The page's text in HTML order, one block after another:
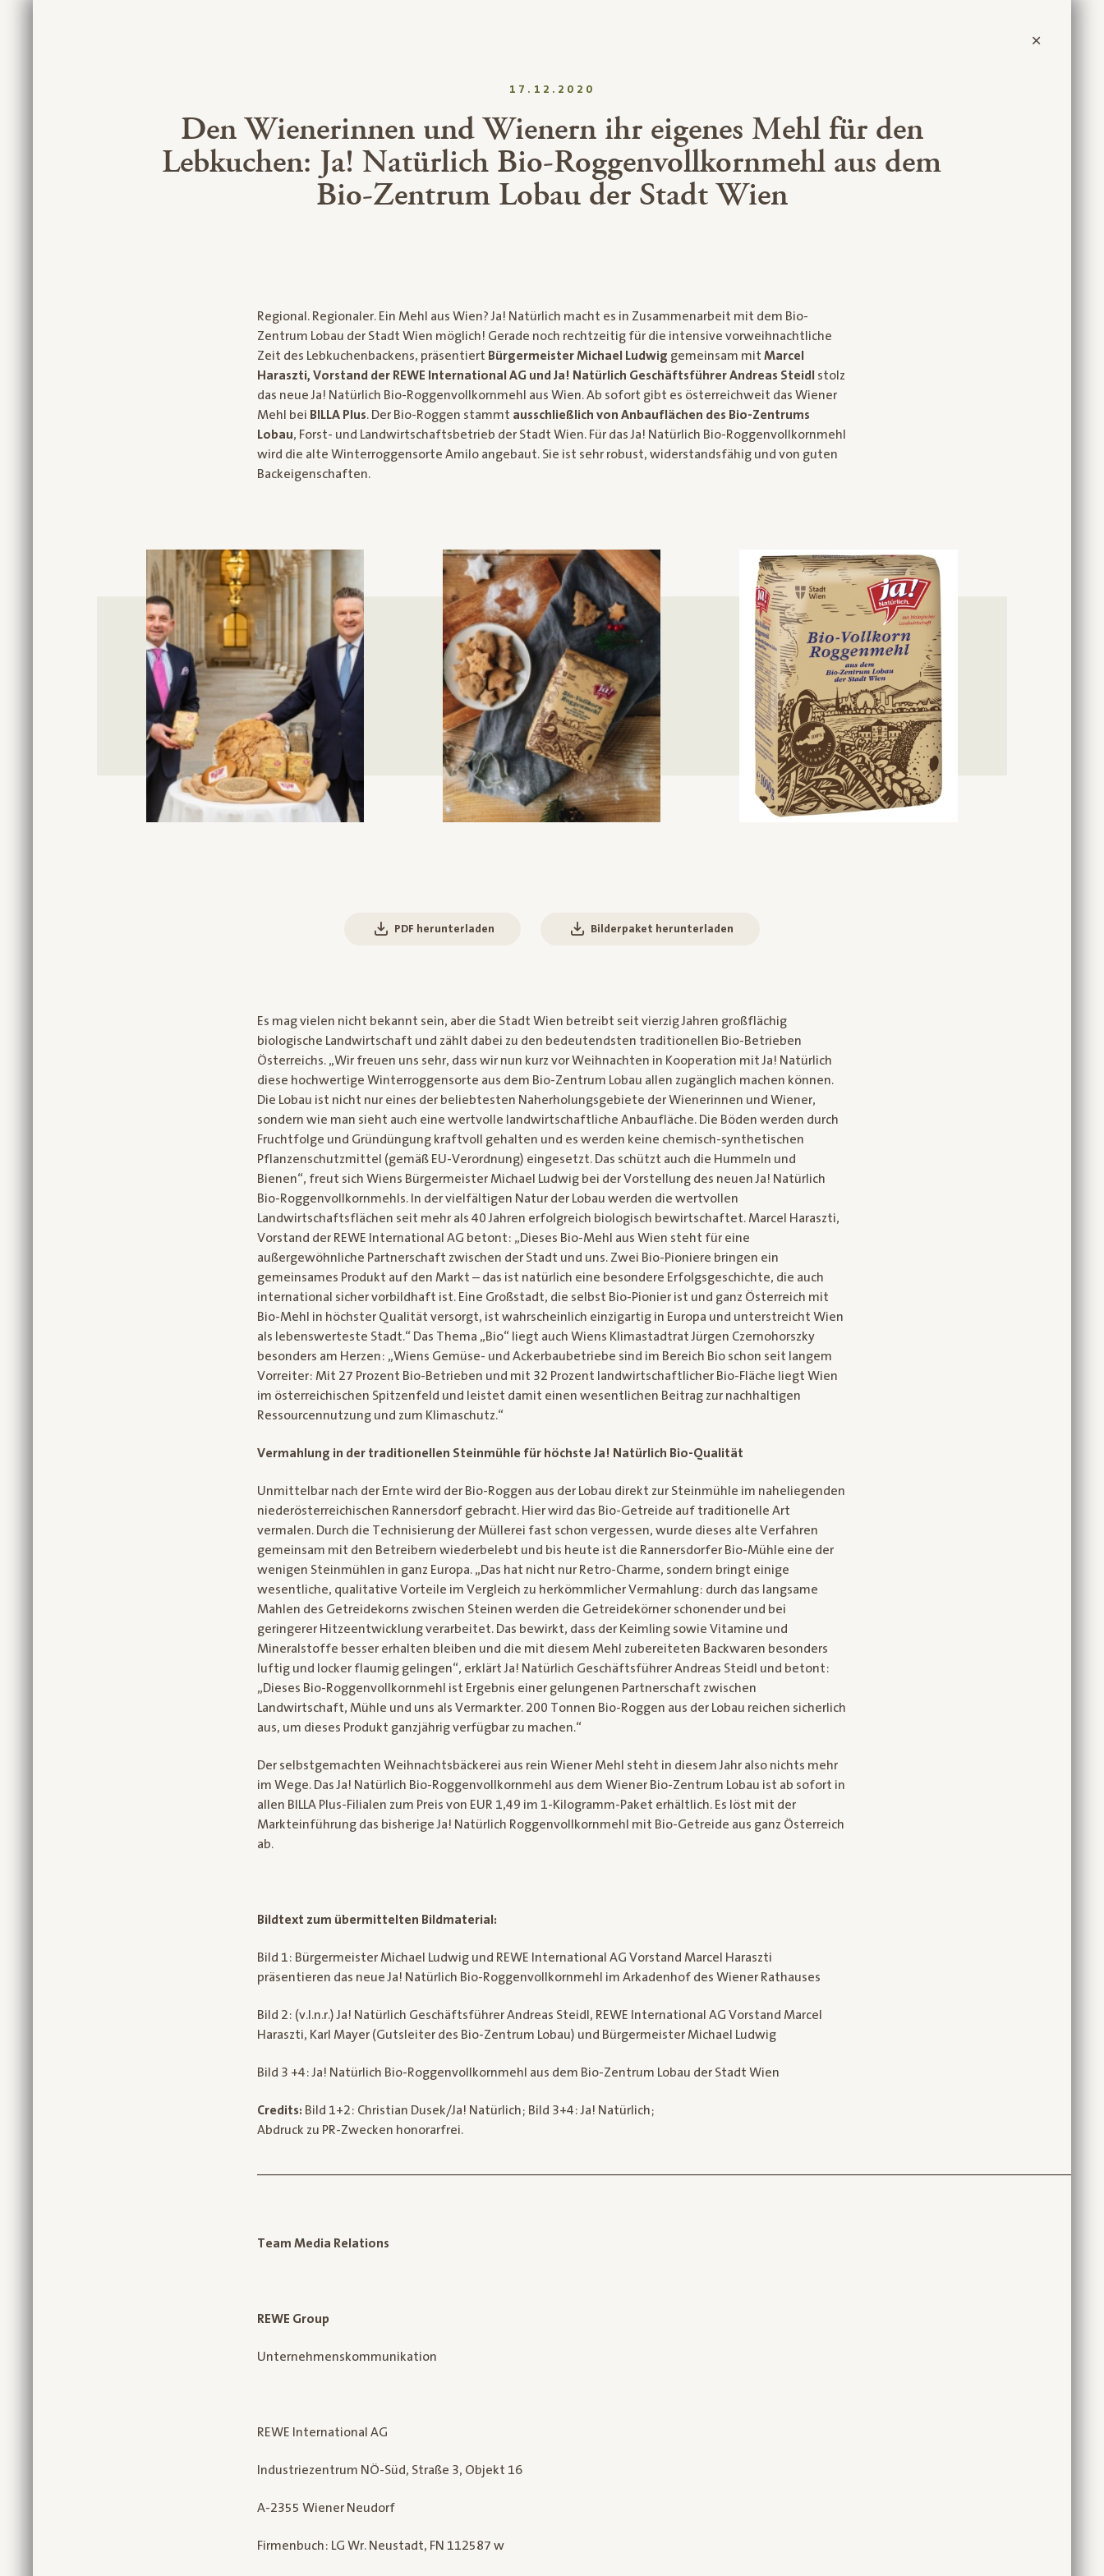
17.12.2020
Den Wienerinnen und Wienern ihr eigenes Mehl für den
Lebkuchen: Ja! Natürlich Bio-Roggenvollkornmehl aus dem
Bio-Zentrum Lobau der Stadt Wien
Regional. Regionaler. Ein Mehl aus Wien? Ja! Natürlich macht es in Zusammenarbeit mit dem Bio-
Zentrum Lobau der Stadt Wien möglich! Gerade noch rechtzeitig für die intensive vorweihnachtliche
Zeit des Lebkuchenbackens, präsentiert Bürgermeister Michael Ludwig gemeinsam mit Marcel
Haraszti, Vorstand der REWE International AG und Ja! Natürlich Geschäftsführer Andreas Steidl stolz
das neue Ja! Natürlich Bio-Roggenvollkornmehl aus Wien. Ab sofort gibt es österreichweit das Wiener
Mehl bei BILLA Plus. Der Bio-Roggen stammt ausschließlich von Anbauflächen des Bio-Zentrums
Lobau, Forst- und Landwirtschaftsbetrieb der Stadt Wien. Für das Ja! Natürlich Bio-Roggenvollkornmehl
wird die alte Winterroggensorte Amilo angebaut. Sie ist sehr robust, widerstandsfähig und von guten
Backeigenschaften.
PDF herunterladen Bilderpaket herunterladen
Es mag vielen nicht bekannt sein, aber die Stadt Wien betreibt seit vierzig Jahren großflächig
biologische Landwirtschaft und zählt dabei zu den bedeutendsten traditionellen Bio-Betrieben
Österreichs. „Wir freuen uns sehr, dass wir nun kurz vor Weihnachten in Kooperation mit Ja! Natürlich
diese hochwertige Winterroggensorte aus dem Bio-Zentrum Lobau allen zugänglich machen können.
Die Lobau ist nicht nur eines der beliebtesten Naherholungsgebiete der Wienerinnen und Wiener,
sondern wie man sieht auch eine wertvolle landwirtschaftliche Anbaufläche. Die Böden werden durch
Fruchtfolge und Gründüngung kraftvoll gehalten und es werden keine chemisch-synthetischen
Pflanzenschutzmittel (gemäß EU-Verordnung) eingesetzt. Das schützt auch die Hummeln und
Bienen“, freut sich Wiens Bürgermeister Michael Ludwig bei der Vorstellung des neuen Ja! Natürlich
Bio-Roggenvollkornmehls. In der vielfältigen Natur der Lobau werden die wertvollen
Landwirtschaftsflächen seit mehr als 40 Jahren erfolgreich biologisch bewirtschaftet. Marcel Haraszti,
Vorstand der REWE International AG betont: „Dieses Bio-Mehl aus Wien steht für eine
außergewöhnliche Partnerschaft zwischen der Stadt und uns. Zwei Bio-Pioniere bringen ein
gemeinsames Produkt auf den Markt – das ist natürlich eine besondere Erfolgsgeschichte, die auch
international sicher vorbildhaft ist. Eine Großstadt, die selbst Bio-Pionier ist und ganz Österreich mit
Bio-Mehl in höchster Qualität versorgt, ist wahrscheinlich einzigartig in Europa und unterstreicht Wien
als lebenswerteste Stadt.“ Das Thema „Bio“ liegt auch Wiens Klimastadtrat Jürgen Czernohorszky
besonders am Herzen: „Wiens Gemüse- und Ackerbaubetriebe sind im Bereich Bio schon seit langem
Vorreiter: Mit 27 Prozent Bio-Betrieben und mit 32 Prozent landwirtschaftlicher Bio-Fläche liegt Wien
im österreichischen Spitzenfeld und leistet damit einen wesentlichen Beitrag zur nachhaltigen
Ressourcennutzung und zum Klimaschutz.“
Vermahlung in der traditionellen Steinmühle für höchste Ja! Natürlich Bio-Qualität
Unmittelbar nach der Ernte wird der Bio-Roggen aus der Lobau direkt zur Steinmühle im naheliegenden
niederösterreichischen Rannersdorf gebracht. Hier wird das Bio-Getreide auf traditionelle Art
vermalen. Durch die Technisierung der Müllerei fast schon vergessen, wurde dieses alte Verfahren
gemeinsam mit den Betreibern wiederbelebt und bis heute ist die Rannersdorfer Bio-Mühle eine der
wenigen Steinmühlen in ganz Europa. „Das hat nicht nur Retro-Charme, sondern bringt einige
wesentliche, qualitative Vorteile im Vergleich zu herkömmlicher Vermahlung: durch das langsame
Mahlen des Getreidekorns zwischen Steinen werden die Getreidekörner schonender und bei
geringerer Hitzeentwicklung verarbeitet. Das bewirkt, dass der Keimling sowie Vitamine und
Mineralstoffe besser erhalten bleiben und die mit diesem Mehl zubereiteten Backwaren besonders
luftig und locker flaumig gelingen“, erklärt Ja! Natürlich Geschäftsführer Andreas Steidl und betont:
„Dieses Bio-Roggenvollkornmehl ist Ergebnis einer gelungenen Partnerschaft zwischen
Landwirtschaft, Mühle und uns als Vermarkter. 200 Tonnen Bio-Roggen aus der Lobau reichen sicherlich
aus, um dieses Produkt ganzjährig verfügbar zu machen.“
Der selbstgemachten Weihnachtsbäckerei aus rein Wiener Mehl steht in diesem Jahr also nichts mehr
im Wege. Das Ja! Natürlich Bio-Roggenvollkornmehl aus dem Wiener Bio-Zentrum Lobau ist ab sofort in
allen BILLA Plus-Filialen zum Preis von EUR 1,49 im 1-Kilogramm-Paket erhältlich. Es löst mit der
Markteinführung das bisherige Ja! Natürlich Roggenvollkornmehl mit Bio-Getreide aus ganz Österreich
ab.
Bildtext zum übermittelten Bildmaterial:
Bild 1: Bürgermeister Michael Ludwig und REWE International AG Vorstand Marcel Haraszti
präsentieren das neue Ja! Natürlich Bio-Roggenvollkornmehl im Arkadenhof des Wiener Rathauses
Bild 2: (v.l.n.r.) Ja! Natürlich Geschäftsführer Andreas Steidl, REWE International AG Vorstand Marcel
Haraszti, Karl Mayer (Gutsleiter des Bio-Zentrum Lobau) und Bürgermeister Michael Ludwig
Bild 3 +4: Ja! Natürlich Bio-Roggenvollkornmehl aus dem Bio-Zentrum Lobau der Stadt Wien
Credits: Bild 1+2: Christian Dusek/Ja! Natürlich; Bild 3+4: Ja! Natürlich;
Abdruck zu PR-Zwecken honorarfrei.
Team Media Relations
REWE Group
Unternehmenskommunikation
REWE International AG
Industriezentrum NÖ-Süd, Straße 3, Objekt 16
A-2355 Wiener Neudorf
Firmenbuch: LG Wr. Neustadt, FN 112587 w